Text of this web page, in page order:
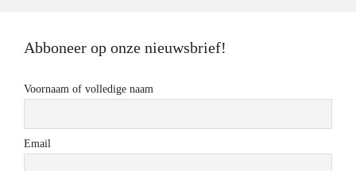
Abboneer op onze nieuwsbrief!
Voornaam of volledige naam
Email